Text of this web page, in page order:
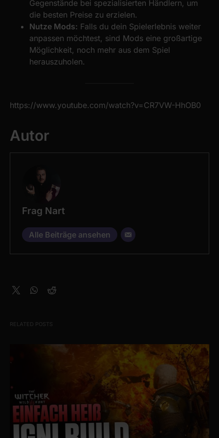
Gegenstände bei spezialisierten Händlern, um
die besten Preise zu erzielen.
Nutze Mods: Falls du dein Spielerlebnis weiter
anpassen möchtest, sind Mods eine großartige
Möglichkeit, noch mehr aus dem Spiel
herauszuholen.
https://www.youtube.com/watch?v=CR7VW-HhOB0
Autor
Frag Nart
Alle Beiträge ansehen
RELATED POSTS